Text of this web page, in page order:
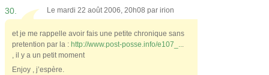
30. Le mardi 22 août 2006, 20h08 par irion
et je me rappelle avoir fais une petite chronique sans
pretention par la : http://www.post-posse.info/e107_...
, il y a un petit moment
Enjoy , j’espère.